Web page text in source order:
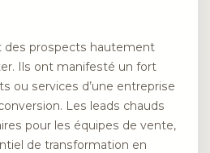
des prospects hautement
Ils ont manifesté un fort
ou services d’une entreprise
Les leads chauds
pour les équipes de vente,
de transformation en